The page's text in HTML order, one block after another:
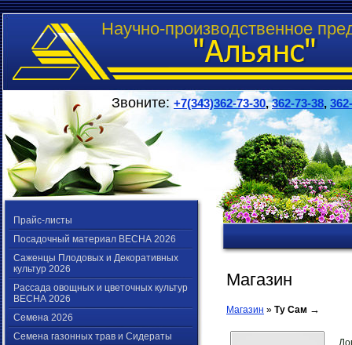
Научно-производственное
Звоните: +7(343)362-73-30,362-73-38,
Прайс-листы
Посадочный материал ВЕСНА 2026
Саженцы Плодовых и Декоративных
культур 2026
Рассада овощных и цветочных культур
ВЕСНА 2026
Семена 2026
Семена газонных трав и Сидераты
Магазин
Магазин » Ту Сам →